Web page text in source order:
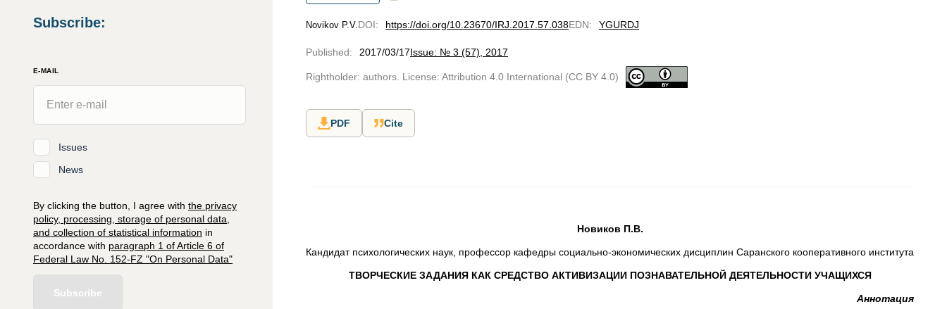
Subscribe:
E-MAIL
Issues
News
By clicking the button, I agree with the privacy
policy, processing, storage of personal data,
and collection of statistical information in
accordance with paragraph 1 of Article 6 of
Federal Law No. 152-FZ "On Personal Data"
Subscribe
Novikov P.V. DOI: https://doi.org/10.23670/IRJ.2017.57.038EDN: YGURDJ
Published: 2017/03/17Issue: № 3 (57), 2017
Rightholder: authors. License: Attribution 4.0 International (CC BY 4.0)
PDF Cite
Новиков П.В.
Кандидат психологических наук, профессор кафедры социально-экономических дисциплин Саранского кооперативного института
ТВОРЧЕСКИЕ ЗАДАНИЯ КАК СРЕДСТВО АКТИВИЗАЦИИ ПОЗНАВАТЕЛЬНОЙ ДЕЯТЕЛЬНОСТИ УЧАЩИХСЯ
Аннотация